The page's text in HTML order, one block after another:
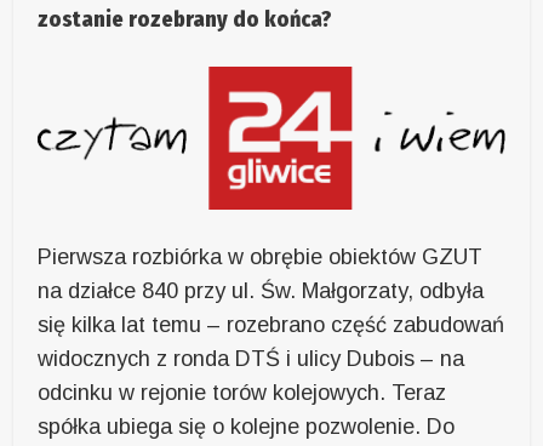
zostanie rozebrany do końca?
Pierwsza rozbiórka w obrębie obiektów GZUT
na działce 840 przy ul. Św. Małgorzaty, odbyła
się kilka lat temu – rozebrano część zabudowań
widocznych z ronda DTŚ i ulicy Dubois – na
odcinku w rejonie torów kolejowych. Teraz
spółka ubiega się o kolejne pozwolenie. Do